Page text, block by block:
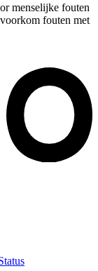
menselijke fouten
fouten met